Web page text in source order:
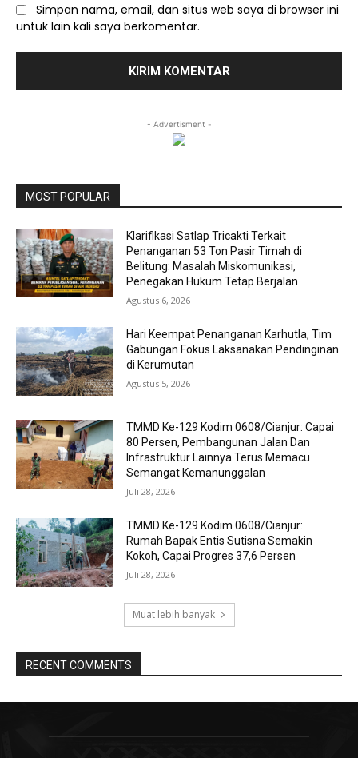
Simpan nama, email, dan situs web saya di browser ini
untuk lain kali saya berkomentar.
- Advertisment -
MOST POPULAR
Klarifikasi Satlap Tricakti Terkait
Penanganan 53 Ton Pasir Timah di
Belitung: Masalah Miskomunikasi,
Penegakan Hukum Tetap Berjalan
Agustus 6, 2026
Hari Keempat Penanganan Karhutla, Tim
Gabungan Fokus Laksanakan Pendinginan
di Kerumutan
Agustus 5, 2026
TMMD Ke-129 Kodim 0608/Cianjur: Capai
80 Persen, Pembangunan Jalan Dan
Infrastruktur Lainnya Terus Memacu
Semangat Kemanunggalan
Juli 28, 2026
TMMD Ke-129 Kodim 0608/Cianjur:
Rumah Bapak Entis Sutisna Semakin
Kokoh, Capai Progres 37,6 Persen
Juli 28, 2026
Muat lebih banyak
RECENT COMMENTS